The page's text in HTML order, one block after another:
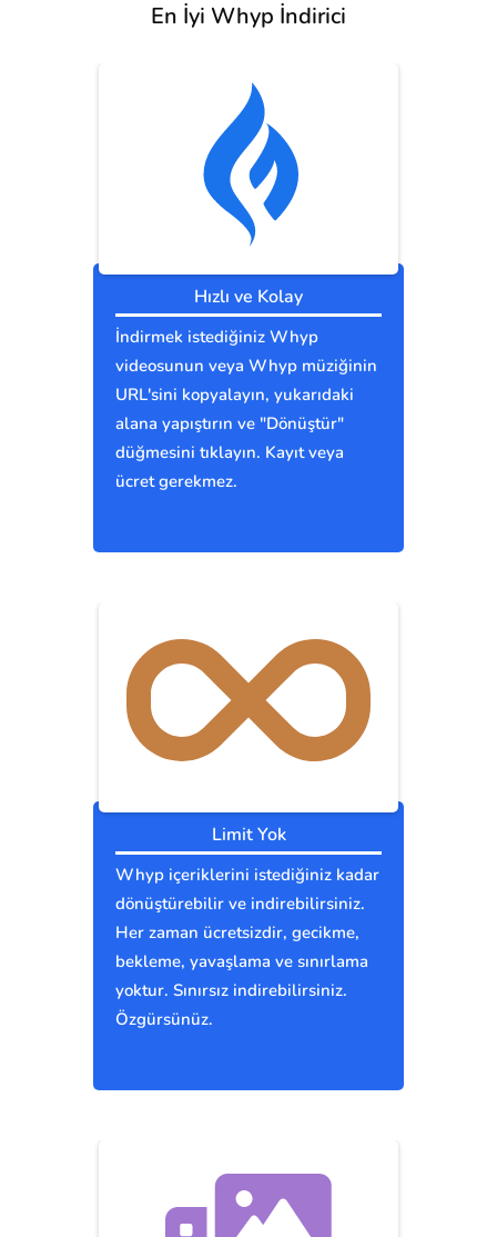
En İyi Whyp İndirici
Hızlı ve Kolay
İndirmek istediğiniz Whyp
videosunun veya Whyp müziğinin
URL'sini kopyalayın, yukarıdaki
alana yapıştırın ve "Dönüştür"
düğmesini tıklayın. Kayıt veya
ücret gerekmez.
Limit Yok
Whyp içeriklerini istediğiniz kadar
dönüştürebilir ve indirebilirsiniz.
Her zaman ücretsizdir, gecikme,
bekleme, yavaşlama ve sınırlama
yoktur. Sınırsız indirebilirsiniz.
Özgürsünüz.